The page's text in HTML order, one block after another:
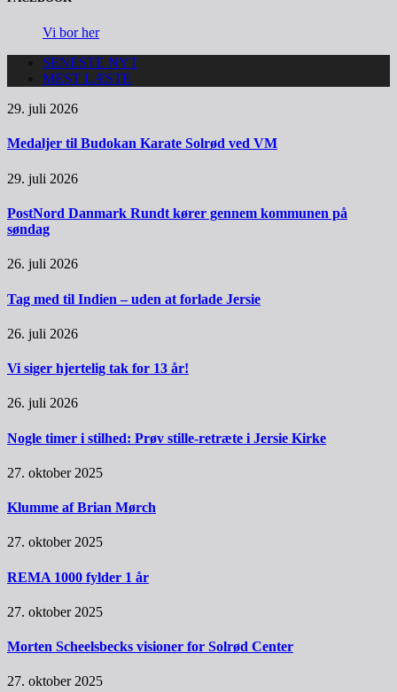
Vi bor her
SENESTE NYT
MEST LÆSTE
29. juli 2026
Medaljer til Budokan Karate Solrød ved VM
29. juli 2026
PostNord Danmark Rundt kører gennem kommunen på
søndag
26. juli 2026
Tag med til Indien – uden at forlade Jersie
26. juli 2026
Vi siger hjertelig tak for 13 år!
26. juli 2026
Nogle timer i stilhed: Prøv stille-retræte i Jersie Kirke
27. oktober 2025
Klumme af Brian Mørch
27. oktober 2025
REMA 1000 fylder 1 år
27. oktober 2025
Morten Scheelsbecks visioner for Solrød Center
27. oktober 2025